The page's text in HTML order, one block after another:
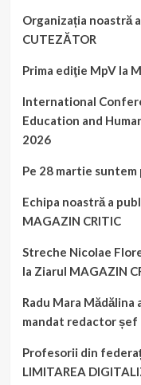
Organizația noastră
CUTEZĂTOR
Prima ediţie MpV la
International
Education and
2026
Pe 28 martie
Echipa noastră a
MAGAZIN CRITIC
Streche Nicolae
la Ziarul MAGAZIN
Radu Mara
mandat redactor șef
Profesorii din
LIMITAREA